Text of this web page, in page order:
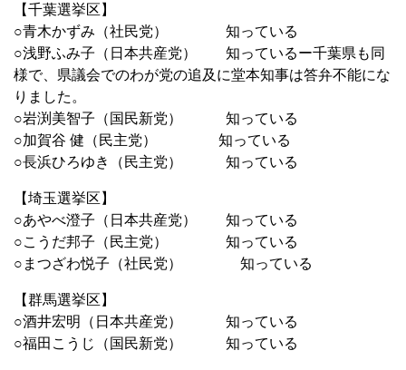
【千葉選挙区】
○青木かずみ（社民党） 知っている
○浅野ふみ子（日本共産党） 知っているー千葉県も同
様で、県議会でのわが党の追及に堂本知事は答弁不能にな
りました。
○岩渕美智子（国民新党） 知っている
○加賀谷 健（民主党） 知っている
○長浜ひろゆき（民主党） 知っている
【埼玉選挙区】
○あやべ澄子（日本共産党） 知っている
○こうだ邦子（民主党） 知っている
○まつざわ悦子（社民党） 知っている
【群馬選挙区】
○酒井宏明（日本共産党） 知っている
○福田こうじ（国民新党） 知っている